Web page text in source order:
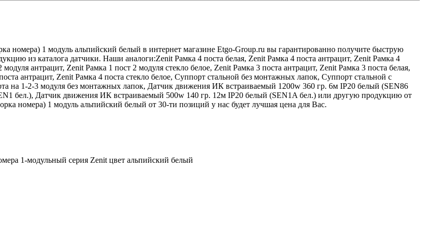
номера) 1 модуль альпийский белый в интернет магазине Etgo-Group.ru вы гарантированно получите быструю
из каталога датчики. Наши аналоги:Zenit Рамка 4 поста белая, Zenit Рамка 4 поста антрацит, Zenit Рамка 4
антрацит, Zenit Рамка 1 пост 2 модуля стекло белое, Zenit Рамка 3 поста антрацит, Zenit Рамка 3 поста белая,
антрацит, Zenit Рамка 4 поста стекло белое, Суппорт стальной без монтажных лапок, Суппорт стальной с
на 1-2-3 модуля без монтажных лапок, Датчик движения ИК встраиваемый 1200w 360 гр. 6м IP20 белый (SEN86
бел.), Датчик движения ИК встраиваемый 500w 140 гр. 12м IP20 белый (SEN1A бел.) или другую продукцию от
номера) 1 модуль альпийский белый от 30-ти позиций у нас будет лучшая цена для Вас.
1-модульный серия Zenit цвет альпийский белый